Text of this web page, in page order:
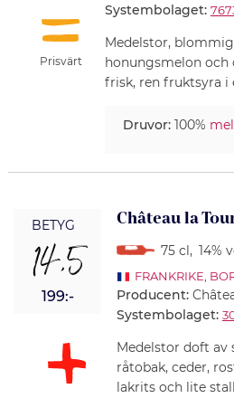
Prisvärt
Systembolaget:
Medelstor,
honungsmelon
frisk, ren fruktsyra i
Druvor:100%
BETYG
14,5
199:-
Château la
75 cl , 14%
FRANKRIKE,
Producent:
Systembolaget:
Medelstor doft av
råtobak, ceder,
lakrits och lite